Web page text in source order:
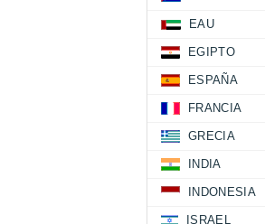
EAU
EGIPTO
ESPAÑA
FRANCIA
GRECIA
INDIA
INDONESIA
ISRAEL